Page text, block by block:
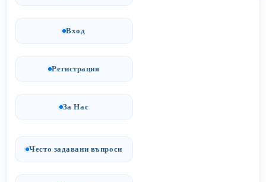
Вход
Регистрация
За Нас
Често задавани въпроси